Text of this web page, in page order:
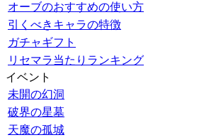
オーブのおすすめの使い方
引くべきキャラの特徴
ガチャギフト
リセマラ当たりランキング
イベント
未開の幻洞
破界の星墓
天魔の孤城